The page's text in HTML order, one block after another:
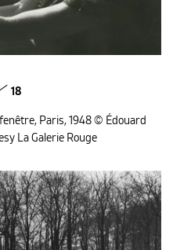
18
Paris, 1948 © Édouard
La Galerie Rouge